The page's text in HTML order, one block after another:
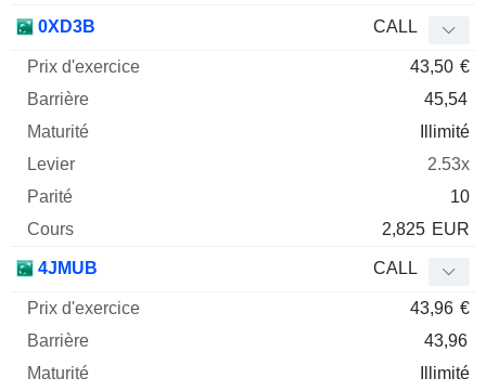
0XD3B CALL
43,50 €
45,54
Illimité
2.53x
10
2,825 EUR
4JMUB CALL
43,96 €
43,96
Illimité